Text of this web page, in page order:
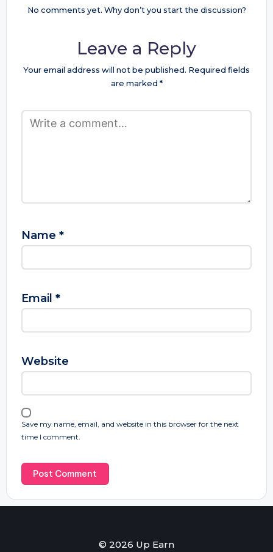
No comments yet. Why don’t you start the discussion?
Leave a Reply
Your email address will not be published. Required fields
are marked *
Name *
Email *
Website
Save my name, email, and website in this browser for the next
time I comment.
© 2026 Up Earn